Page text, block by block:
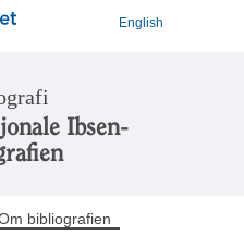
English
Ibsen-
bibliografien